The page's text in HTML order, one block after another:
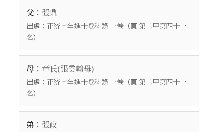
父 ： 張鼎
出處： 正统七年進士登科錄:一卷 （頁 第二甲第四十一
名）
母 ： 章氏(張雲翰母)
出處： 正统七年進士登科錄:一卷 （頁 第二甲第四十一
名）
弟 ： 張政